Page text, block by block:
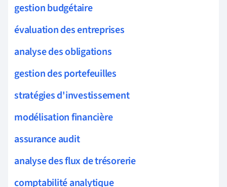
gestion budgétaire
évaluation des entreprises
analyse des obligations
gestion des portefeuilles
stratégies d'investissement
modélisation financière
assurance audit
analyse des flux de trésorerie
comptabilité analytique